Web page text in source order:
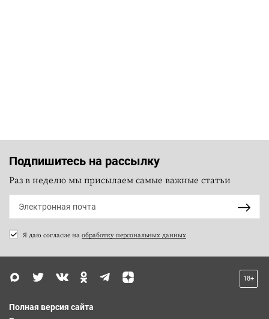
Подпишитесь на рассылку
Раз в неделю мы присылаем самые важные статьи
Я даю согласие на обработку персональных данных
18+
Полная версия сайта